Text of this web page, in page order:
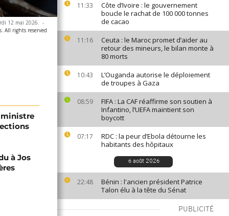
11:33
Côte d’Ivoire : le gouvernement
boucle le rachat de 100 000 tonnes
de cacao
11:16
Ceuta : le Maroc promet d’aider au
retour des mineurs, le bilan monte à
80 morts
10:43
L’Ouganda autorise le déploiement
de troupes à Gaza
08:59
FIFA : La CAF réaffirme son soutien à
Infantino, l’UEFA maintient son
boycott
07:17
RDC : la peur d’Ebola détourne les
habitants des hôpitaux
6 août 2026
22:48
Bénin : l'ancien président Patrice
Talon élu à la tête du Sénat
PUBLICITÉ
12 mai 2026. -
All rights reserved
ministre
à Jos